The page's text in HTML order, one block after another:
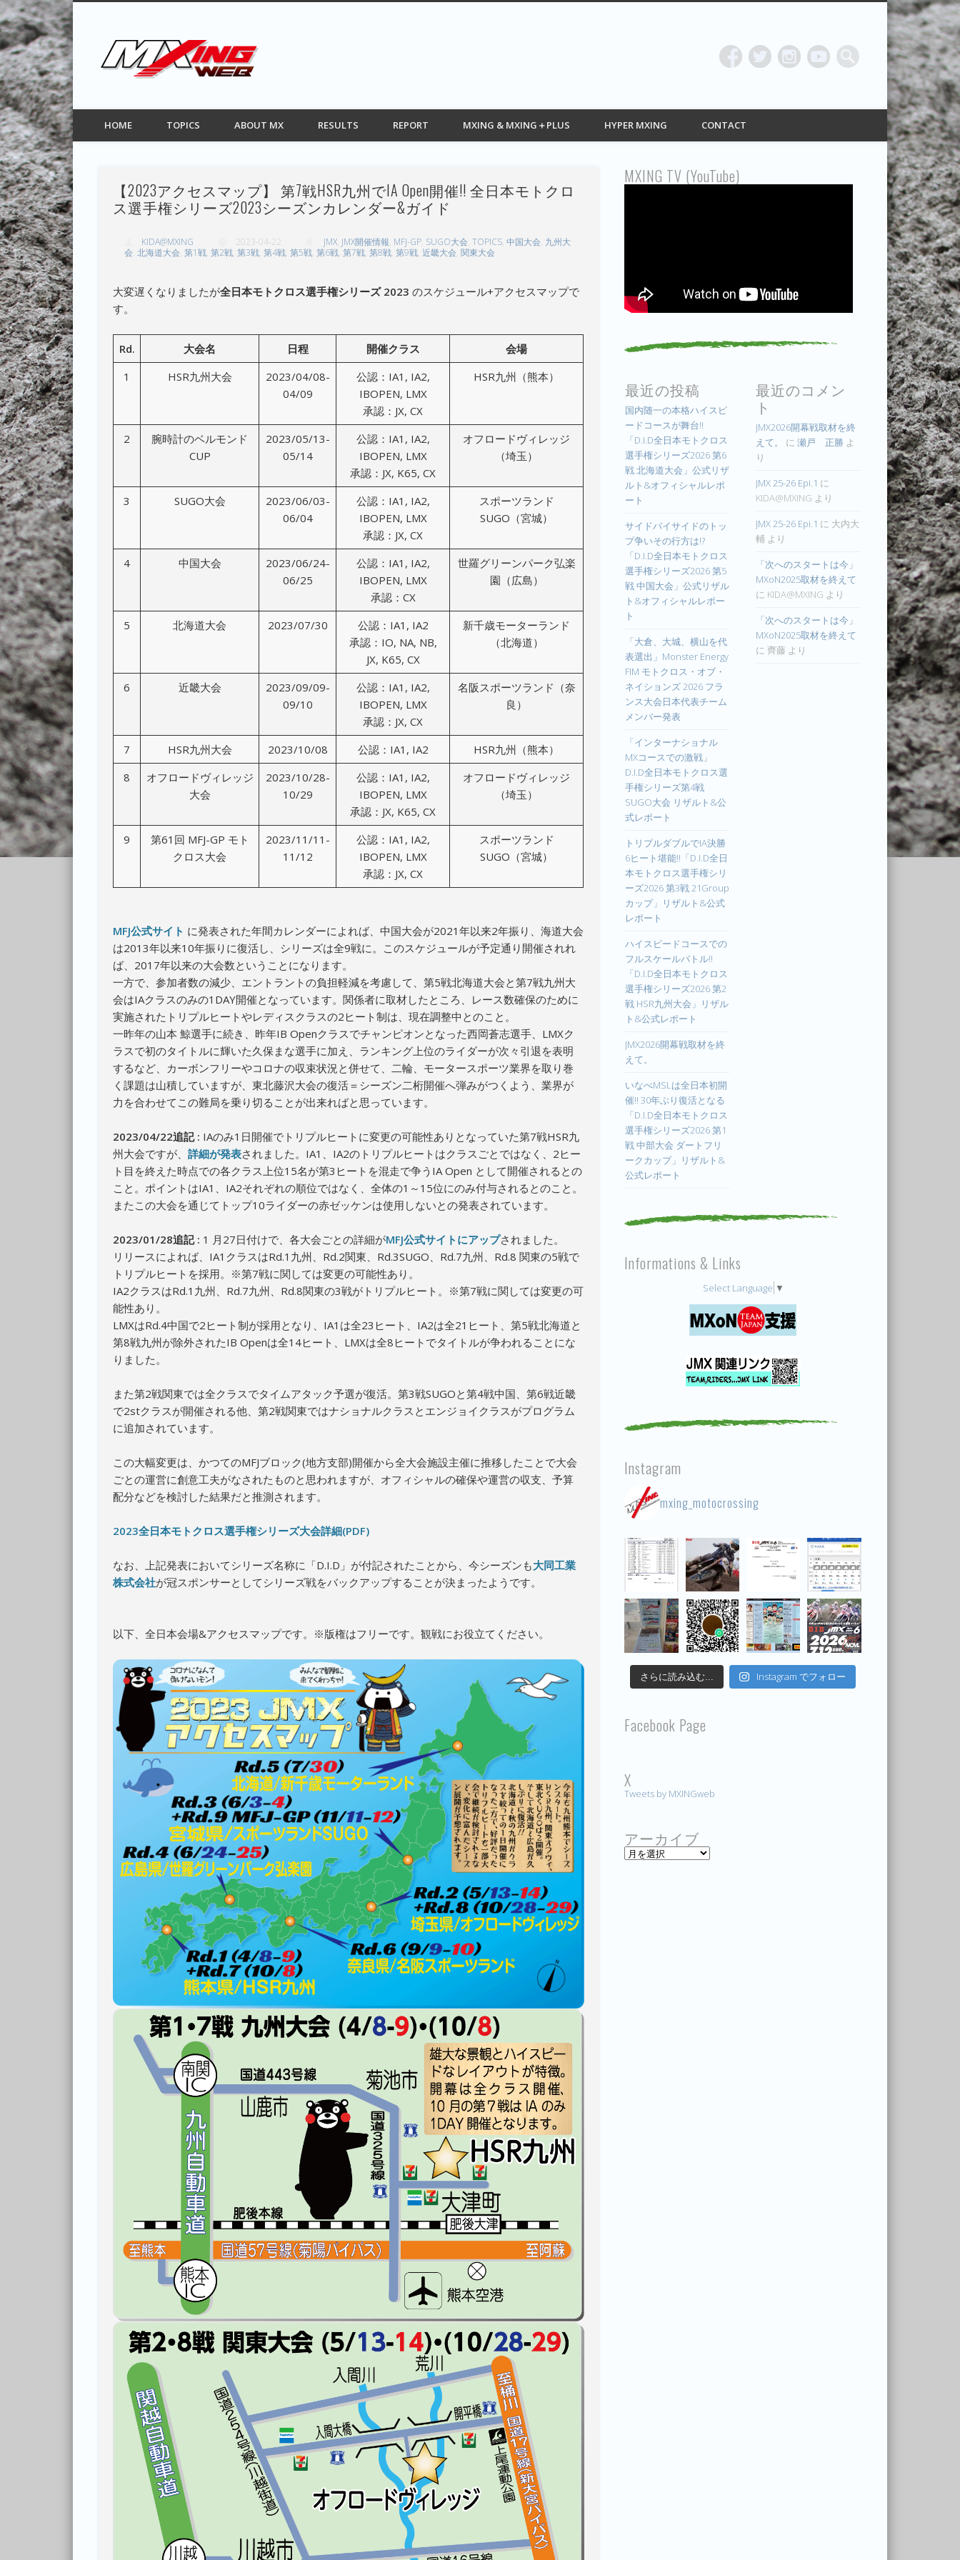
MXING web モトクロス情報 MOTOCROSSING
モトクロス情報サイト
FacebookTwitterPinterest Vimeo
HOME TOPICS ABOUT MX RESULTS REPORT MXING & MXING＋PLUS HYPER MXING CONTACT
【2023アクセスマップ】 第7戦HSR九州でIA Open開催!! 全日本モトクロ
ス選手権シリーズ2023シーズンカレンダー&ガイド
KIDA@MXING 2023-04-22 JMX, JMX開催情報, MFJ-GP, SUGO大会,TOPICS,中国大会, 九州大
会,北海道大会,第1戦,第2戦,第3戦,第4戦,第5戦,第6戦,第7戦,第8戦,第9戦,近畿大会,関東大会
大変遅くなりましたが全日本モトクロス選手権シリーズ 2023 のスケジュール+アクセスマップで
す。
Rd. 大会名 日程 開催クラス
会場
1
HSR九州大会
2023/04/08-
04/09
公認：IA1, IA2,
IBOPEN, LMX
承認：JX, CX
HSR九州（熊本）
2
腕時計のベルモンド
CUP
2023/05/13-
05/14
公認：IA1, IA2,
IBOPEN, LMX
承認：JX, K65, CX
オフロードヴィレッジ
（埼玉）
3 SUGO大会
2023/06/03-
06/04
公認：IA1, IA2,
IBOPEN, LMX
承認：JX, CX
スポーツランド
SUGO（宮城）
4 中国大会
2023/06/24-
06/25
公認：IA1, IA2,
IBOPEN, LMX
承認：CX
世羅グリーンパーク弘楽
園（広島）
5 北海道大会 2023/07/30
公認：IA1, IA2
承認：IO, NA, NB,
JX, K65, CX
新千歳モーターランド
（北海道）
6 近畿大会
2023/09/09-
09/10
公認：IA1, IA2,
IBOPEN, LMX
承認：JX, CX
名阪スポーツランド（奈
良）
7 HSR九州大会 2023/10/08 公認：IA1, IA2
HSR九州（熊本）
8
オフロードヴィレッジ
大会
2023/10/28-
10/29
公認：IA1, IA2,
IBOPEN, LMX
承認：JX, K65, CX
オフロードヴィレッジ
（埼玉）
9
第61回 MFJ-GP モト
クロス大会
2023/11/11-
11/12
公認：IA1, IA2,
IBOPEN, LMX
承認：JX, CX
スポーツランド
SUGO（宮城）
MFJ公式サイト に発表された年間カレンダーによれば、中国大会が2021年以来2年振り、海道大会
は2013年以来10年振りに復活し、シリーズは全9戦に。このスケジュールが予定通り開催されれ
ば、2017年以来の大会数ということになります。
一方で、参加者数の減少、エントラントの負担軽減を考慮して、第5戦北海道大会と第7戦九州大
会はIAクラスのみの1DAY開催となっています。関係者に取材したところ、レース数確保のために
実施されたトリプルヒートやレディスクラスの2ヒート制は、現在調整中とのこと。
一昨年の山本 鯨選手に続き、昨年IB Openクラスでチャンピオンとなった西岡蒼志選手、LMXク
ラスで初のタイトルに輝いた久保まな選手に加え、ランキング上位のライダーが次々引退を表明
するなど、カーボンフリーやコロナの収束状況と併せて、二輪、モータースポーツ業界を取り巻
く課題は山積していますが、東北藤沢大会の復活＝シーズン二桁開催へ弾みがつくよう、業界が
力を合わせてこの難局を乗り切ることが出来ればと思っています。
2023/04/22追記 : IAのみ1日開催でトリプルヒートに変更の可能性ありとなっていた第7戦HSR九
州大会ですが、詳細が発表されました。IA1、IA2のトリプルヒートはクラスごとではなく、2ヒー
ト目を終えた時点での各クラス上位15名が第3ヒートを混走で争うIA Open として開催されるとの
こと。ポイントはIA1、IA2それぞれの順位ではなく、全体の1～15位にのみ付与されるとのこと。
またこの大会を通じてトップ10ライダーの赤ゼッケンは使用しないとの発表されています。
2023/01/28追記 : 1 月27日付けで、各大会ごとの詳細がMFJ公式サイトにアップされました。
リリースによれば、IA1クラスはRd.1九州、Rd.2関東、Rd.3SUGO、Rd.7九州、Rd.8 関東の5戦で
トリプルヒートを採用。※第7戦に関しては変更の可能性あり。
IA2クラスはRd.1九州、Rd.7九州、Rd.8関東の3戦がトリプルヒート。※第7戦に関しては変更の可
能性あり。
LMXはRd.4中国で2ヒート制が採用となり、IA1は全23ヒート、IA2は全21ヒート、第5戦北海道と
第8戦九州が除外されたIB Openは全14ヒート、LMXは全8ヒートでタイトルが争われることにな
りました。
また第2戦関東では全クラスでタイムアタック予選が復活。第3戦SUGOと第4戦中国、第6戦近畿
で2stクラスが開催される他、第2戦関東ではナショナルクラスとエンジョイクラスがプログラム
に追加されています。
この大幅変更は、かつてのMFJブロック(地方支部)開催から全大会施設主催に推移したことで大会
ごとの運営に創意工夫がなされたものと思われますが、オフィシャルの確保や運営の収支、予算
配分などを検討した結果だと推測されます。
2023全日本モトクロス選手権シリーズ大会詳細(PDF)
なお、上記発表においてシリーズ名称に「D.I.D」が付記されたことから、今シーズンも大同工業
株式会社が冠スポンサーとしてシリーズ戦をバックアップすることが決まったようです。
以下、全日本会場&アクセスマップです。※版権はフリーです。観戦にお役立てください。
MXING TV (YouTube)
最近の投稿
国内随一の本格ハイスピ
ードコースが舞台!!
「D.I.D全日本モトクロス
選手権シリーズ2026 第6
戦 北海道大会」公式リザ
ルト&オフィシャルレポ
ート
サイドバイサイドのトッ
プ争いその行方は!?
「D.I.D全日本モトクロス
選手権シリーズ2026 第5
戦 中国大会」公式リザル
ト&オフィシャルレポー
ト
「大倉、大城、横山を代
表選出」Monster Energy
FIM モトクロス・オブ・
ネイションズ 2026 フラ
ンス大会日本代表チーム
メンバー発表
「インターナショナル
MXコースでの激戦」
D.I.D全日本モトクロス選
手権シリーズ第4戦
SUGO大会 リザルト&公
式レポート
トリプルダブルでIA決勝
6ヒート堪能!!「D.I.D全日
本モトクロス選手権シリ
ーズ2026 第3戦 21Group
カップ」リザルト&公式
レポート
ハイスピードコースでの
フルスケールバトル!!
「D.I.D全日本モトクロス
選手権シリーズ2026 第2
戦 HSR九州大会」リザル
ト&公式レポート
JMX2026開幕戦取材を終
えて。
いなべMSLは全日本初開
催!! 30年ぶり復活となる
「D.I.D全日本モトクロス
選手権シリーズ2026 第1
戦 中部大会 ダートフリ
ークカップ」リザルト&
公式レポート
最近のコメン
ト
JMX2026開幕戦取材を終
えて。
に 瀬戸 正勝 よ
り
JMX 25-26 Epi.1 に
KIDA@MXING より
JMX 25-26 Epi.1 に 大内大
輔 より
「次へのスタートは今」
MXoN2025取材を終えて
に KIDA@MXING より
「次へのスタートは今」
MXoN2025取材を終えて
に 齊藤 より
Informations & Links
Select Language ▼
Instagram
mxing_motocrossing
さらに読み込む... Instagram でフォロー
Facebook Page
X
Tweets by MXINGweb
アーカイブ
ア
ー